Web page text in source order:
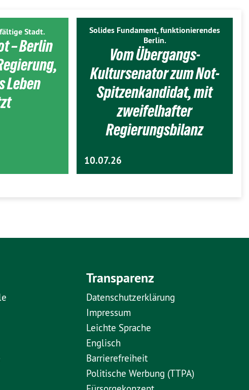
Stadt.
– Berlin
Leben
Solides Fundament, funktionierendes
Berlin.
Vom Übergangs-
Kultursenator zum Not-
Spitzenkandidat, mit
zweifelhafter
Regierungsbilanz
10.07.26
Transparenz
Datenschutzerklärung
Impressum
Leichte Sprache
Englisch
Barrierefreiheit
Politische Werbung (TTPA)